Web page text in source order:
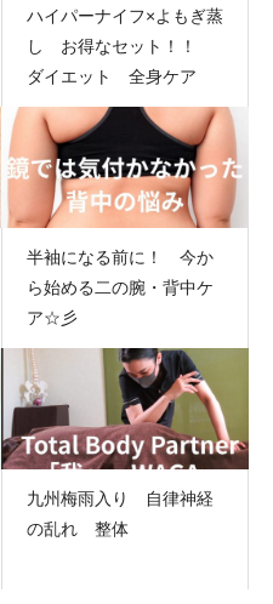
ハイパーナイフ×よもぎ蒸
し お得なセット！！
ダイエット 全身ケア
半袖になる前に！ 今か
ら始める二の腕・背中ケ
ア☆彡
九州梅雨入り 自律神経
の乱れ 整体